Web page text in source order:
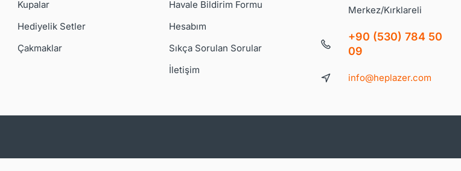
Kupalar
Hediyelik Setler
Çakmaklar
Havale Bildirim Formu
Hesabım
Sıkça Sorulan Sorular
İletişim
Merkez/Kırklareli
+90 (530) 784 50
09
info@heplazer.com